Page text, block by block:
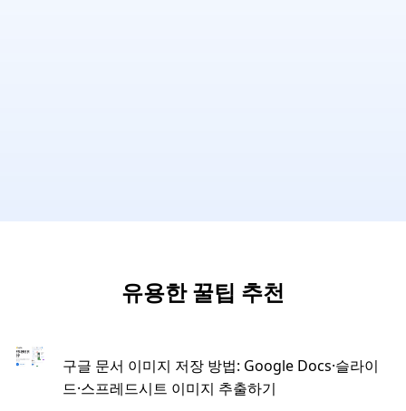
유용한 꿀팁 추천
구글 문서 이미지 저장 방법: Google Docs·슬라이
드·스프레드시트 이미지 추출하기